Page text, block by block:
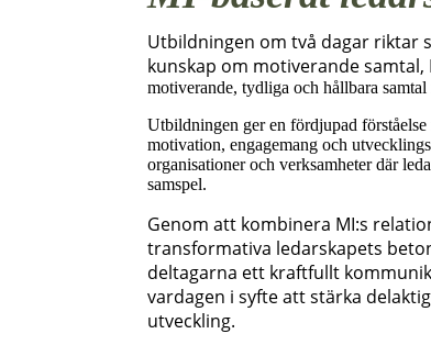
Utbildningen om två dagar riktar
kunskap om motiverande
motiverande, tydliga och hållbara samtal
Utbildningen ger en fördjupad
motivation, engagemang och
organisationer och verksamheter där
samspel.
Genom att kombinera MI:s
transformativa ledarskapets
deltagarna ett kraftfullt
vardagen i syfte att stärka
utveckling.